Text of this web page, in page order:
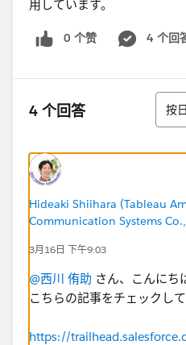
用しています。
0 个赞 4 个回
4 个回答 排序
按
Hideaki Shiihara (Tableau
Communication Systems
3月16日 下午9:03
@西川 侑助 さん、こんにち
こちらの記事をチェックし
https://